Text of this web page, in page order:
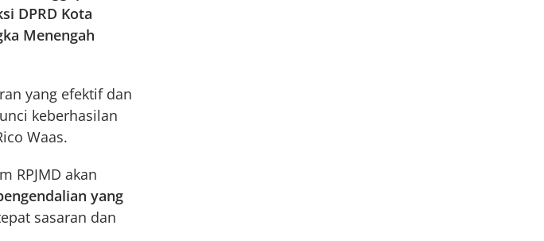
DPRD Kota
Menengah
yang efektif dan
keberhasilan
Waas.
RPJMD akan
yang
sasaran dan